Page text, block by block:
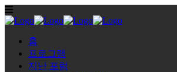
홈
프로그램
지난 포럼